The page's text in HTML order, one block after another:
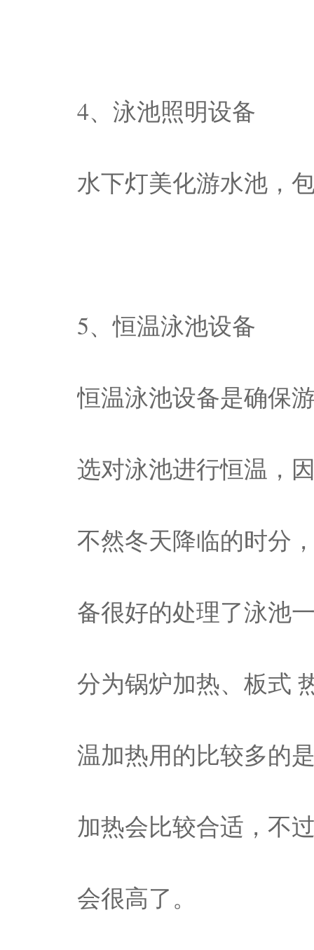
4、泳池照明设备
水下灯美化游水池，
5、恒温泳池设备
恒温泳池设备是确保
选对泳池进行恒温，
不然冬天降临的时分
备很好的处理了泳池
分为锅炉加热、板式
温加热用的比较多的
加热会比较合适，不
会很高了。